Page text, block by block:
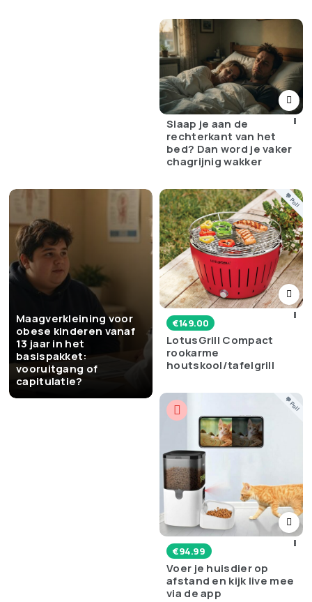
Slaap je aan de
rechterkant van het
bed? Dan word je vaker
chagrijnig wakker
Maagverkleining voor
obese kinderen vanaf
13 jaar in het
basispakket:
vooruitgang of
capitulatie?
💬 Poll
€149.00
LotusGrill Compact
rookarme
houtskool/tafelgrill
💬 Poll
€94.99
Voer je huisdier op
afstand en kijk live mee
via de app